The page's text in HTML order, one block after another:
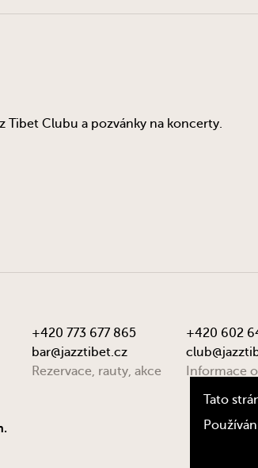
Tibet Clubu a pozvánky na koncerty.
+420 773 677 865
bar@jazztibet.cz
Rezervace, rauty, akce
+420 602
Informace
©
Tato